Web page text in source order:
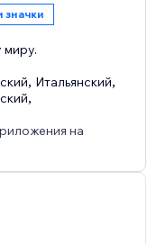
значки
, Итальянский,
,
на